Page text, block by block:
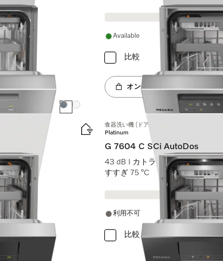
Available
比較
オンラインショップへ
カラー:カラー:
I
食器洗い機 (ドア材取付専用タイプ)
Platinum
G 7604 C SCi AutoDos
43 dB I カトラリートレイ I
すすぎ 75 °C
利用不可
比較